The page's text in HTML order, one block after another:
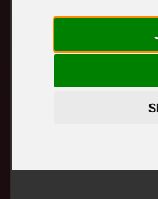
MALEROPGAVER -